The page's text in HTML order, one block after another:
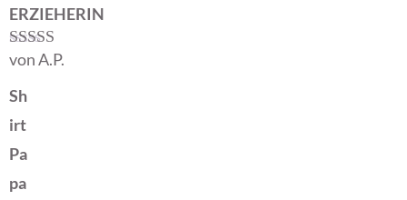
ERZIEHERIN
Bewertet mit
von A.P.
Sh
irt
Pa
pa